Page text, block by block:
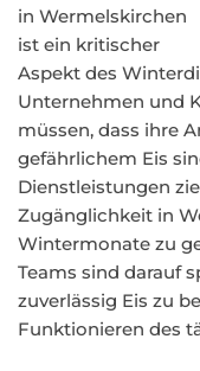
in Wermelskirchen
ist ein kritischer
Aspekt des
Unternehmen und
müssen, dass ihre
gefährlichem Eis
Dienstleistungen
Zugänglichkeit in
Wintermonate zu
Teams sind darauf
zuverlässig Eis zu
Funktionieren des